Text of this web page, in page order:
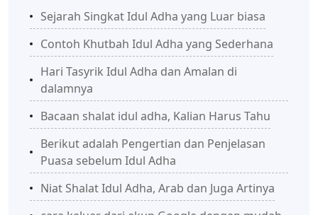
Sejarah Singkat Idul Adha yang Luar biasa
Contoh Khutbah Idul Adha yang Sederhana
Hari Tasyrik Idul Adha dan Amalan di
dalamnya
Bacaan shalat idul adha, Kalian Harus Tahu
Berikut adalah Pengertian dan Penjelasan
Puasa sebelum Idul Adha
Niat Shalat Idul Adha, Arab dan Juga Artinya